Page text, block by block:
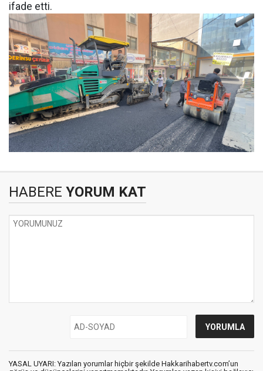
ifade etti.
HABERE YORUM KAT
YASAL UYARI: Yazılan yorumlar hiçbir şekilde Hakkarihabertv.com’un